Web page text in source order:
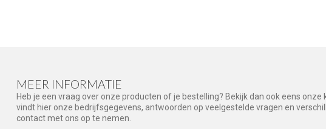
MEER INFORMATIE
Heb je een vraag over onze producten of je bestelling? Bekijk dan ook eens
vindt hier onze bedrijfsgegevens, antwoorden op veelgestelde vragen en
contact met ons op te nemen.